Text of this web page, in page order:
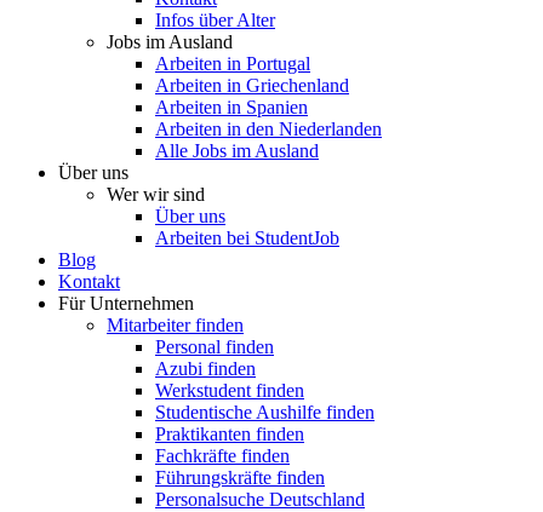
Infos über Alter
Jobs im Ausland
Arbeiten in Portugal
Arbeiten in Griechenland
Arbeiten in Spanien
Arbeiten in den Niederlanden
Alle Jobs im Ausland
Über uns
Wer wir sind
Über uns
Arbeiten bei StudentJob
Blog
Kontakt
Für Unternehmen
Mitarbeiter finden
Personal finden
Azubi finden
Werkstudent finden
Studentische Aushilfe finden
Praktikanten finden
Fachkräfte finden
Führungskräfte finden
Personalsuche Deutschland